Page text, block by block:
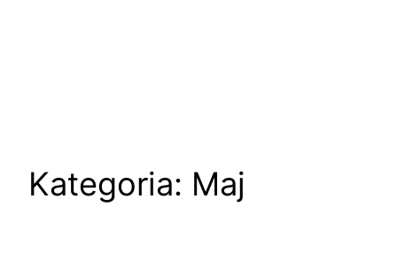
Kategoria: Maj